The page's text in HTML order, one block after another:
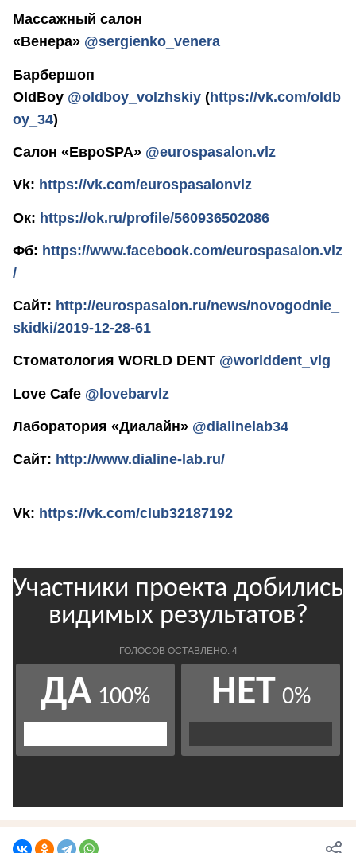
Массажный салон
«Венера» @sergienko_venera
Барбершоп
OldBoy @oldboy_volzhskiy (https://vk.com/oldb
oy_34)
Салон «ЕвроSPA» @eurospasalon.vlz
Vk: https://vk.com/eurospasalonvlz
Ок: https://ok.ru/profile/560936502086
Фб: https://www.facebook.com/eurospasalon.vlz
/
Сайт: http://eurospasalon.ru/news/novogodnie_
skidki/2019-12-28-61
Стоматология WORLD DENT @worlddent_vlg
Love Cafe @lovebarvlz
Лаборатория «Диалайн» @dialinelab34
Сайт: http://www.dialine-lab.ru/
Vk: https://vk.com/club32187192